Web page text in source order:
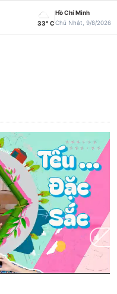
33° C
Hồ Chí Minh
Chủ Nhật, 9/8/2026